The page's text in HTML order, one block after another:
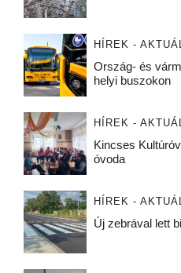
HÍREK -
Ország- és
helyi buszokon
HÍREK -
Kincses
óvoda
HÍREK -
Új zebrával lett